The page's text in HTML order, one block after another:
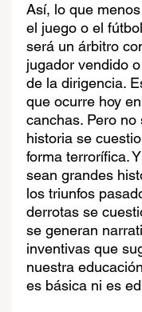
Así, lo que
el juego o el
será un árbitro
jugador vendido
de la dirigencia.
que ocurre hoy
canchas. Pero no
historia se
forma terrorífica.
sean grandes
los triunfos
derrotas se
se generan
inventivas que
nuestra
es básica ni es